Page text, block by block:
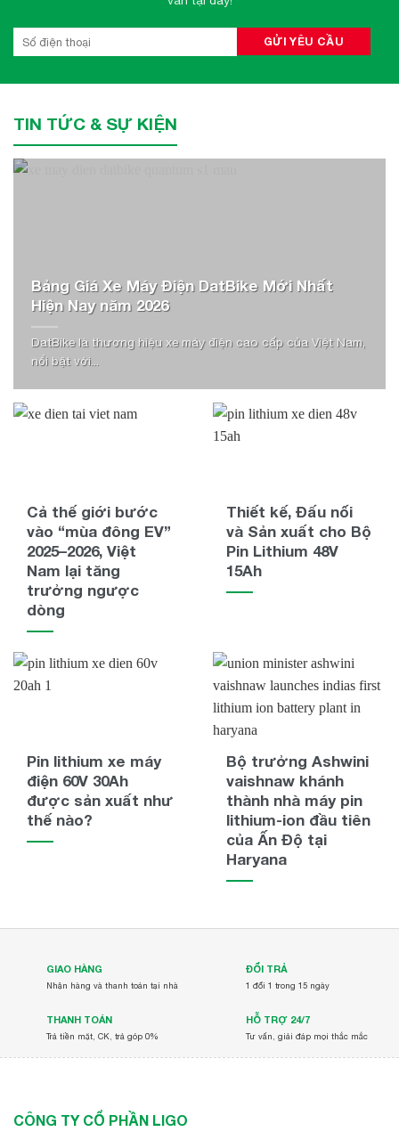
TIN TỨC & SỰ KIỆN
Bảng Giá Xe Máy Điện DatBike Mới Nhất
Hiện Nay năm 2026
DatBike là thương hiệu xe máy điện cao cấp của Việt Nam,
nổi bật với...
Cả thế giới bước
vào “mùa đông EV”
2025–2026, Việt
Nam lại tăng
trưởng ngược
dòng
Thiết kế, Đấu nối
và Sản xuất cho Bộ
Pin Lithium 48V
15Ah
Pin lithium xe máy
điện 60V 30Ah
được sản xuất như
thế nào?
Bộ trưởng Ashwini
vaishnaw khánh
thành nhà máy pin
lithium-ion đầu tiên
của Ấn Độ tại
Haryana
GIAO HÀNG
Nhận hàng và thanh toán tại nhà
ĐỔI TRẢ
1 đổi 1 trong 15 ngày
THANH TOÁN
Trả tiền mặt, CK, trả góp 0%
HỖ TRỢ 24/7
Tư vấn, giải đáp mọi thắc mắc
CÔNG TY CỔ PHẦN LIGO